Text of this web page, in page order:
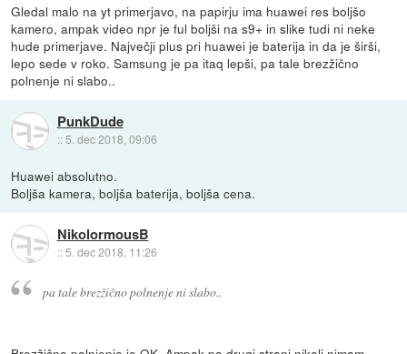
Gledal malo na yt primerjavo, na papirju ima huawei res boljšo
kamero, ampak video npr je ful boljši na s9+ in slike tudi ni neke
hude primerjave. Največji plus pri huawei je baterija in da je širši,
lepo sede v roko. Samsung je pa itaq lepši, pa tale brezžično
polnenje ni slabo..
PunkDude
:: 5. dec 2018, 09:06
Huawei absolutno.
Boljša kamera, boljša baterija, boljša cena.
NikolormousB
::5. dec 2018, 11:26
pa tale brezžično polnenje ni slabo..